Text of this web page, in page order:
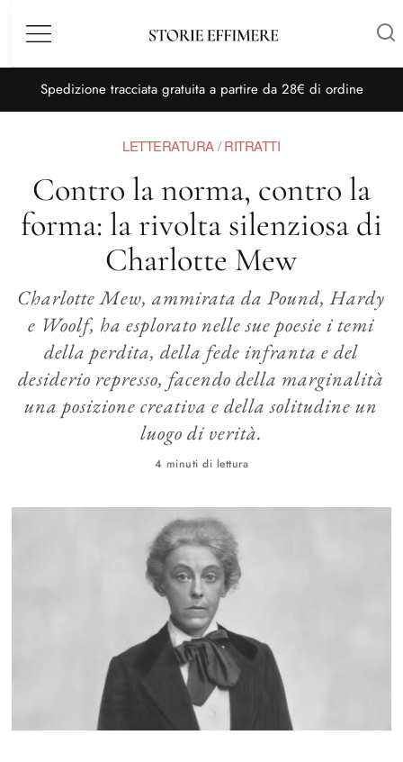
Menù
Spedizione tracciata gratuita a partire da 28€ di ordine
LETTERATURA/ RITRATTI
Contro la norma, contro la
forma: la rivolta silenziosa di
Charlotte Mew
Charlotte Mew, ammirata da Pound, Hardy
e Woolf, ha esplorato nelle sue poesie i temi
della perdita, della fede infranta e del
desiderio represso, facendo della marginalità
una posizione creativa e della solitudine un
luogo di verità.
4 minuti di lettura